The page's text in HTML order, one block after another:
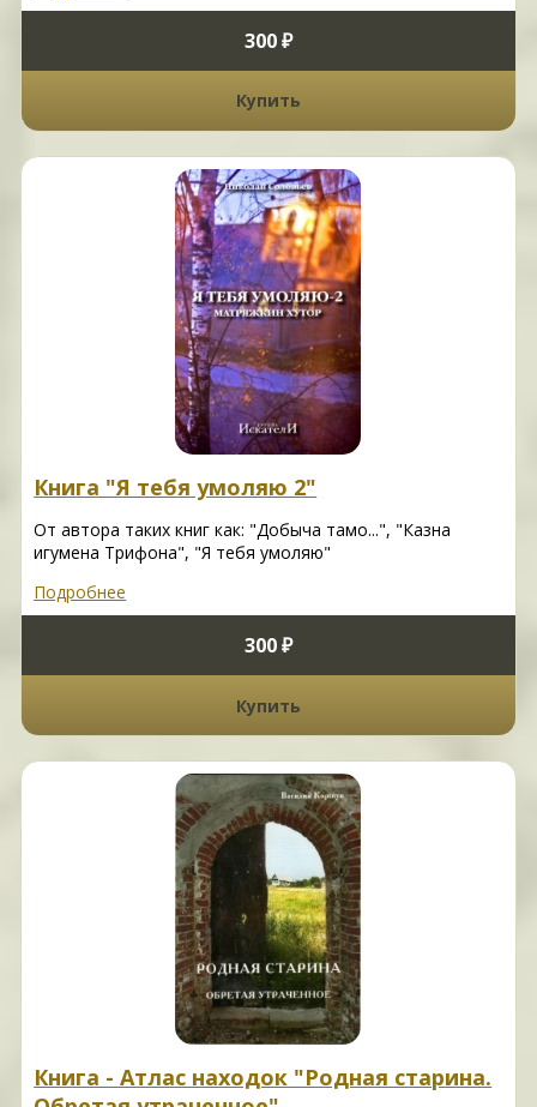
300 ₽
Купить
Книга "Я тебя умоляю 2"
От автора таких книг как: "Добыча тамо...", "Казна
игумена Трифона", "Я тебя умоляю"
Подробнее
300 ₽
Купить
Книга - Атлас находок "Родная старина.